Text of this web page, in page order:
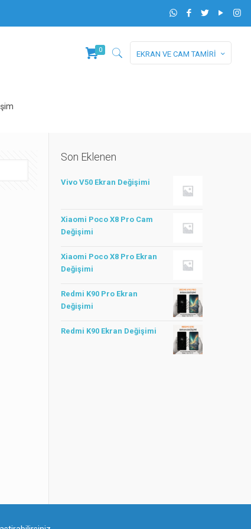
0 EKRAN VE CAM TAMİRİ
Son Eklenen
Vivo V50 Ekran Değişimi
Xiaomi Poco X8 Pro Cam
Değişimi
Xiaomi Poco X8 Pro Ekran
Değişimi
Redmi K90 Pro Ekran
Değişimi
Redmi K90 Ekran Değişimi